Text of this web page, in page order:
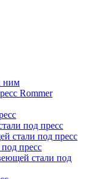
ним
Rommer
под пресс
стали под пресс
пресс
стали под